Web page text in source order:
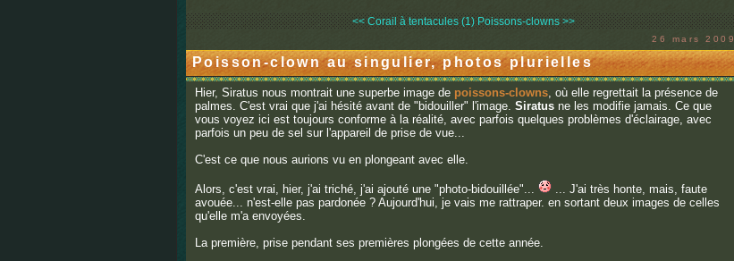
<< Corail à tentacules (1) Poissons-clowns >>
26 mars 2009
Poisson-clown au singulier, photos plurielles
Hier, Siratus nous montrait une superbe image de poissons-clowns, où elle regrettait la présence de
palmes. C'est vrai que j'ai hésité avant de "bidouiller" l'image. Siratus ne les modifie jamais. Ce que
vous voyez ici est toujours conforme à la réalité, avec parfois quelques problèmes d'éclairage, avec
parfois un peu de sel sur l'appareil de prise de vue...
C'est ce que nous aurions vu en plongeant avec elle.
Alors, c'est vrai, hier, j'ai triché, j'ai ajouté une "photo-bidouillée"...
... J'ai très honte, mais, faute
avouée... n'est-elle pas pardonée ? Aujourd'hui, je vais me rattraper. en sortant deux images de celles
qu'elle m'a envoyées.
La première, prise pendant ses premières plongées de cette année.